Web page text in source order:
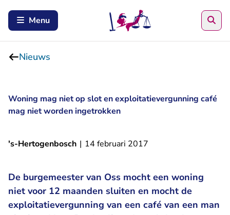
Menu
Nieuws
Woning mag niet op slot en exploitatievergunning café
mag niet worden ingetrokken
's-Hertogenbosch | 14 februari 2017
De burgemeester van Oss mocht een woning
niet voor 12 maanden sluiten en mocht de
exploitatievergunning van een café van een man